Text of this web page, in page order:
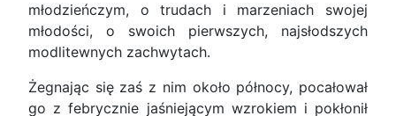
młodzieńczym, o trudach i marzeniach swojej
młodości, o swoich pierwszych, najsłodszych
modlitewnych zachwytach.
Żegnając się zaś z nim około północy, pocałował
go z febrycznie jaśniejącym wzrokiem i pokłonił